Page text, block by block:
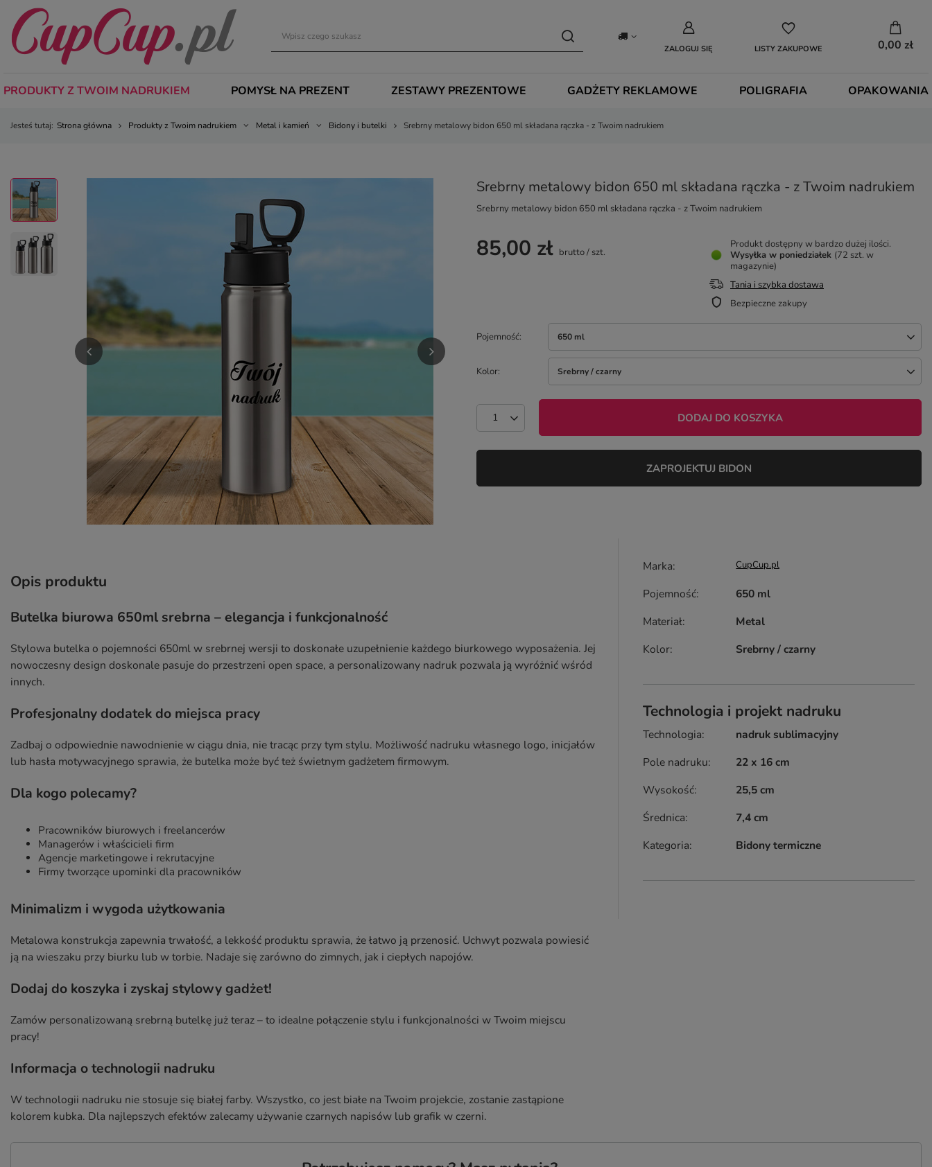
ZALOGUJ SIĘ LISTY ZAKUPOWE 0,00 zł
PRODUKTY Z TWOIM NADRUKIEM POMYSŁ NA PREZENT ZESTAWY PREZENTOWE GADŻETY REKLAMOWE POLIGRAFIA OPAKOWANIA
Jesteś tutaj: Strona główna Produkty z Twoim nadrukiem Metal i kamień Bidony i butelki Srebrny metalowy bidon 650 ml składana rączka - z Twoim nadrukiem
Srebrny metalowy bidon 650 ml składana rączka - z Twoim nadrukiem
Srebrny metalowy bidon 650 ml składana rączka - z Twoim nadrukiem
Pojemność 650 ml
Kolor Srebrny / czarny
85,00 zł brutto/ szt.
DODAJ DO KOSZYKA
Produkt dostępny w bardzo dużej ilości
Wysyłka w poniedziałek (72 szt. w
magazynie)
Tania i szybka dostawa
Bezpieczne zakupy
ZAPROJEKTUJ BIDON
Opis produktu
Butelka biurowa 650ml srebrna – elegancja i funkcjonalność
Stylowa butelka o pojemności 650ml w srebrnej wersji to doskonałe uzupełnienie każdego biurkowego wyposażenia. Jej
nowoczesny design doskonale pasuje do przestrzeni open space, a personalizowany nadruk pozwala ją wyróżnić wśród
innych.
Profesjonalny dodatek do miejsca pracy
Zadbaj o odpowiednie nawodnienie w ciągu dnia, nie tracąc przy tym stylu. Możliwość nadruku własnego logo, inicjałów
lub hasła motywacyjnego sprawia, że butelka może być też świetnym gadżetem firmowym.
Dla kogo polecamy?
Pracowników biurowych i freelancerów
Managerów i właścicieli firm
Agencje marketingowe i rekrutacyjne
Firmy tworzące upominki dla pracowników
Minimalizm i wygoda użytkowania
Metalowa konstrukcja zapewnia trwałość, a lekkość produktu sprawia, że łatwo ją przenosić. Uchwyt pozwala powiesić
ją na wieszaku przy biurku lub w torbie. Nadaje się zarówno do zimnych, jak i ciepłych napojów.
Dodaj do koszyka i zyskaj stylowy gadżet!
Zamów personalizowaną srebrną butelkę już teraz – to idealne połączenie stylu i funkcjonalności w Twoim miejscu
pracy!
Informacja o technologii nadruku
W technologii nadruku nie stosuje się białej farby. Wszystko, co jest białe na Twoim projekcie, zostanie zastąpione
kolorem kubka. Dla najlepszych efektów zalecamy używanie czarnych napisów lub grafik w czerni.
Marka CupCup.pl
Pojemność
650 ml
Materiał
Metal
Kolor
Srebrny / czarny
Technologia i projekt nadruku
Technologia
nadruk sublimacyjny
Pole nadruku
22 x 16 cm
Wysokość
25,5 cm
Średnica
7,4 cm
Kategoria
Bidony termiczne